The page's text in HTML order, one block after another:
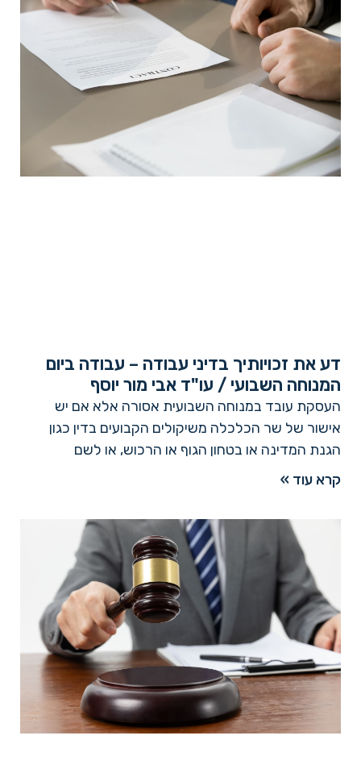
דע את זכויותיך בדיני עבודה – עבודה ביום
המנוחה השבועי / עו"ד אבי מור יוסף
העסקת עובד במנוחה השבועית אסורה אלא אם יש
אישור של שר הכלכלה משיקולים הקבועים בדין כגון
הגנת המדינה או בטחון הגוף או הרכוש, או לשם
קרא עוד »